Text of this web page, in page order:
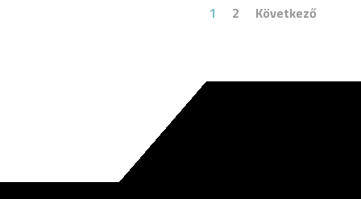
1 2 Következő